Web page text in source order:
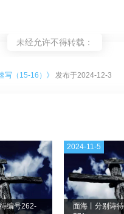
未经允许不得转载：
写（15-16）》 发布于2024-12-3
编号262-
面海丨分别诗
2024-11-5